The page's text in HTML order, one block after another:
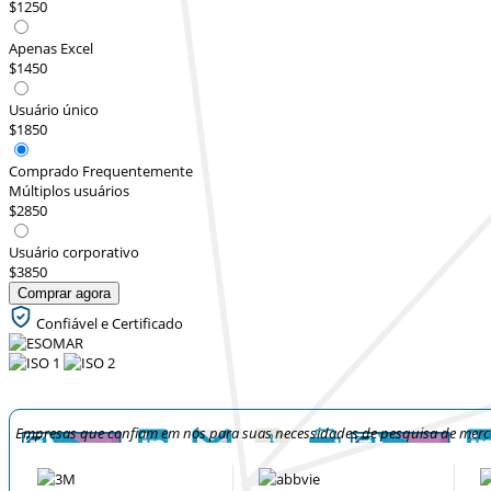
$1250
Apenas Excel
$1450
Usuário único
$1850
Comprado Frequentemente
Múltiplos usuários
$2850
Usuário corporativo
$3850
Comprar agora
Confiável e Certificado
Empresas que confiam em nós para suas necessidades de pesquisa de